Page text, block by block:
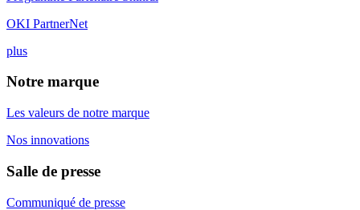
OKI PartnerNet
plus
Notre marque
Les valeurs de notre marque
Nos innovations
Salle de presse
Communiqué de presse